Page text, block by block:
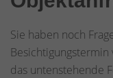
Sie haben noch
das untenstehende